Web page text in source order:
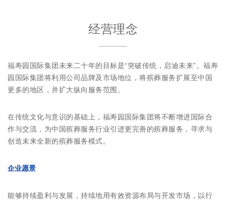
经营理念
福寿园国际集团未来二十年的目标是“突破传统，启迪未来”。福寿
园国际集团将利用公司品牌及市场地位，将殡葬服务扩展至中国
更多的地区，并扩大纵向服务范围。
在传统文化与意识的基础上，福寿园国际集团将不断增进国际合
作与交流，为中国殡葬服务行业引进更完善的殡葬服务，寻求与
创造未来全新的殡葬服务模式。
企业愿景
能够持续盈利与发展，持续地用有效资源布局与开发市场，以行